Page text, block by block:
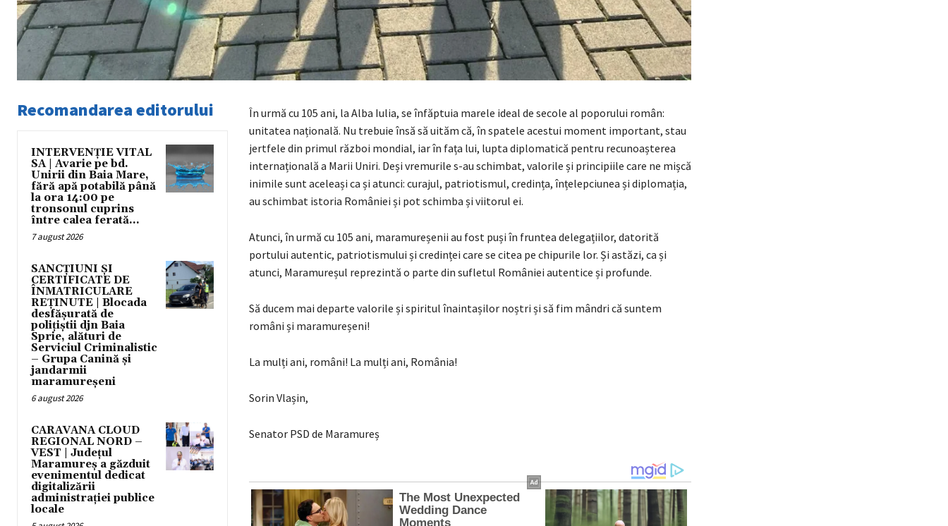
Recomandarea editorului
INTERVENȚIE VITAL
SA | Avarie pe bd.
Unirii din Baia Mare,
fără apă potabilă până
la ora 14:00 pe
tronsonul cuprins
între calea ferată...
7 august 2026
SANCȚIUNI ȘI
CERTIFICATE DE
ÎNMATRICULARE
REȚINUTE | Blocada
desfășurată de
polițiștii djn Baia
Sprie, alături de
Serviciul Criminalistic
– Grupa Canină și
jandarmii
maramureșeni
6 august 2026
CARAVANA CLOUD
REGIONAL NORD –
VEST | Județul
Maramureș a găzduit
evenimentul dedicat
digitalizării
administrației publice
locale
În urmă cu 105 ani, la Alba Iulia, se înfăptuia marele ideal de secole al poporului român:
unitatea națională. Nu trebuie însă să uităm că, în spatele acestui moment important, stau
jertfele din primul război mondial, iar în fața lui, lupta diplomatică pentru recunoașterea
internațională a Marii Uniri. Deși vremurile s-au schimbat, valorile și principiile care ne mișcă
inimile sunt aceleași ca și atunci: curajul, patriotismul, credința, înțelepciunea și diplomația,
au schimbat istoria României și pot schimba și viitorul ei.
Atunci, în urmă cu 105 ani, maramureșenii au fost puși în fruntea delegațiilor, datorită
portului autentic, patriotismului și credinței care se citea pe chipurile lor. Și astăzi, ca și
atunci, Maramureșul reprezintă o parte din sufletul României autentice și profunde.
Să ducem mai departe valorile și spiritul înaintașilor noștri și să fim mândri că suntem
români și maramureșeni!
La mulți ani, români! La mulți ani, România!
Sorin Vlașin,
Senator PSD de Maramureș